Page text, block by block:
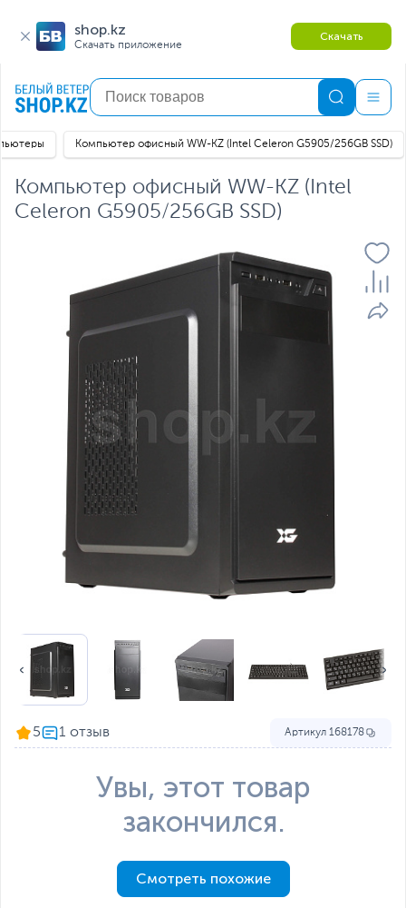
shop.kz
Скачать приложение
Скачать
Компьютер офисный WW-KZ (Intel Celeron G5905/256GB SSD)
Компьютер офисный WW-KZ (Intel
Celeron G5905/256GB SSD)
5 Артикул 168178
Увы, этот товар
закончился.
Смотреть похожие